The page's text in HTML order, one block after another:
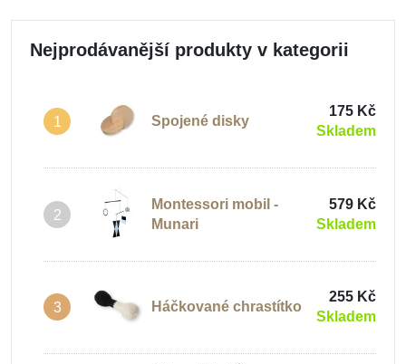
Nejprodávanější produkty v kategorii
1 Spojené disky
175 Kč
Skladem
2
Montessori mobil -
Munari
579 Kč
Skladem
3 Háčkované chrastítko
255 Kč
Skladem